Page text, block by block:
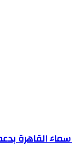
القاهرة